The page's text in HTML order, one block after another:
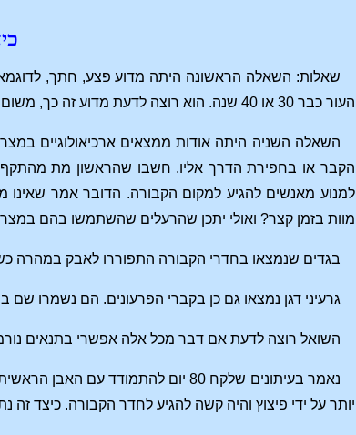
שאלות: השאלה הראשונה היתה מדוע פצע, חתך,
העור כבר 30 או 40 שנה. הוא רוצה לדעת מדוע זה כך, משום שאומרים שהגוף מחדש את עצמו כל שבע שנים.
השאלה השניה היתה אודות ממצאים ארכיאולוגיים
הקבר או בחפירת הדרך אליו. חשבו שהראשון מת מהתקף
למנוע מאנשים להגיע למקום הקבורה. הדובר אמר שאינו
מוות בזמן קצר? ואולי יתכן שהרעלים שהשתמשו בהם
בגדים שנמצאו בחדרי הקבורה התפוררו לאבק במהרה
גרעיני דגן נמצאו גם כן בקברי הפרעונים. הם נשמרו
השואל רוצה לדעת אם דבר מכל אלה אפשרי בתנאים
נאמר בעיתונים שלקח 80 יום
יותר על ידי פיצוץ והיה קשה להגיע לחדר הקבורה. כיצד זה